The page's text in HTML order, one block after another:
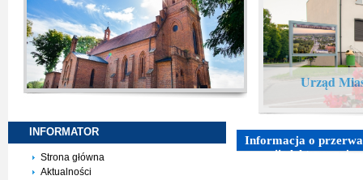
Urząd
INFORMATOR
Strona główna
Aktualności
Informacja o
energii elektrycznej